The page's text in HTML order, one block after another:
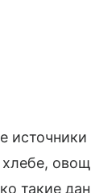
хлебе,
такие